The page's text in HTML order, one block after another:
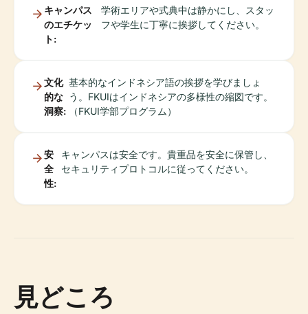
キャンパス
のエチケッ
ト:
学術エリアや式典中は静かにし、スタッ
フや学生に丁寧に挨拶してください。
文化
的な
洞察:
基本的なインドネシア語の挨拶を学びましょ
う。FKUIはインドネシアの多様性の縮図です。
（FKUI学部プログラム）
安
全
性:
キャンパスは安全です。貴重品を安全に保管し、
セキュリティプロトコルに従ってください。
見どころ